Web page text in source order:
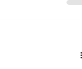
un contexto de estrés